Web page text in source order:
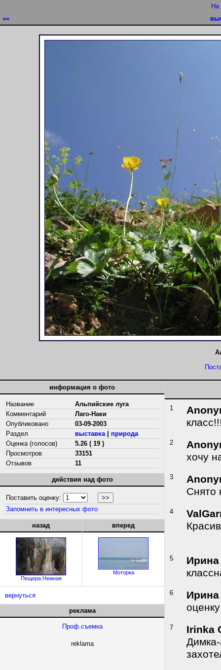
На
««
информация о фото
Название
Альпийские луга
Комментарий
Лаго-Наки
Опубликовано
03-09-2003
Раздел
выставка| природа
Оценка (голосов)
5.26 ( 19 )
Просмотров
33151
Отзывов
11
действия над фото
Поставить оценку:
Запомнить в интересных фото
назад
Пещера Нежная
вперед
Моторка
вернуться
реклама
Проф.съемка
reklama
1
2
хочу
3
Снято
4
5 Ирина
6 Ирина
7
Irinka